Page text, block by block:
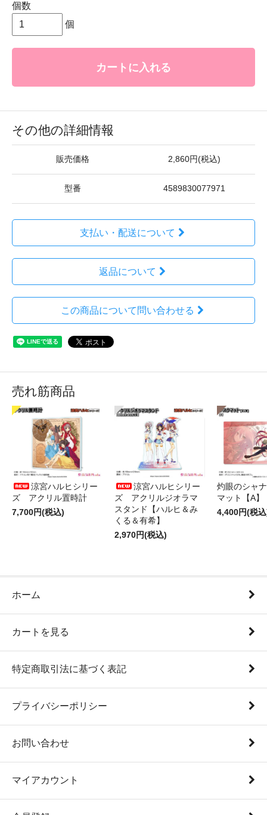
個数
個
カートに入れる
その他の詳細情報
販売価格 2,860円(税込)
型番 4589830077971
支払い・配送について
返品について
この商品について問い合わせる
売れ筋商品
涼宮ハルヒシリー
ズ アクリル置時計
7,700円(税込)
涼宮ハルヒシリー
ズ アクリルジオラマ
スタンド【ハルヒ＆み
くる＆有希】
2,970円(税込)
灼眼のシャ
マット【A】
4,400円(税
ホーム
カートを見る
特定商取引法に基づく表記
プライバシーポリシー
お問い合わせ
マイアカウント